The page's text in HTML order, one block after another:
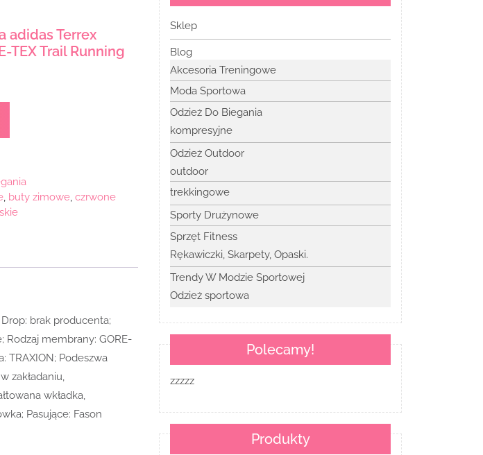
adidas Terrex
TEX Trail Running
, buty zimowe, czrwone
brak producenta;
Rodzaj membrany: GORE-
TRAXION; Podeszwa
zakładaniu,
wkładka,
Pasujące: Fason
Sklep
Blog
Akcesoria Treningowe
Moda Sportowa
Odzież Do Biegania
kompresyjne
Odzież Outdoor
outdoor
trekkingowe
Sporty Drużynowe
Sprzęt Fitness
Rękawiczki, Skarpety, Opaski.
Trendy W Modzie Sportowej
Odzież sportowa
Polecamy!
zzzzz
Produkty